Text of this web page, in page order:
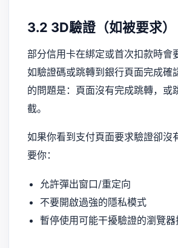
3.2 3D驗證（如被要求）
部分信用卡在綁定或首次扣款時會
如驗證碼或跳轉到銀行頁面完成確
的問題是：頁面沒有完成跳轉，或
截。
如果你看到支付頁面要求驗證卻沒
要你：
允許彈出窗口/重定向
不要開啟過強的隱私模式
暫停使用可能干擾驗證的瀏覽器